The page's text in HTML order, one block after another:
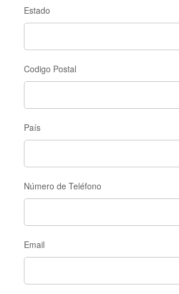
Estado
Codigo Postal
País
Número de Teléfono
Email